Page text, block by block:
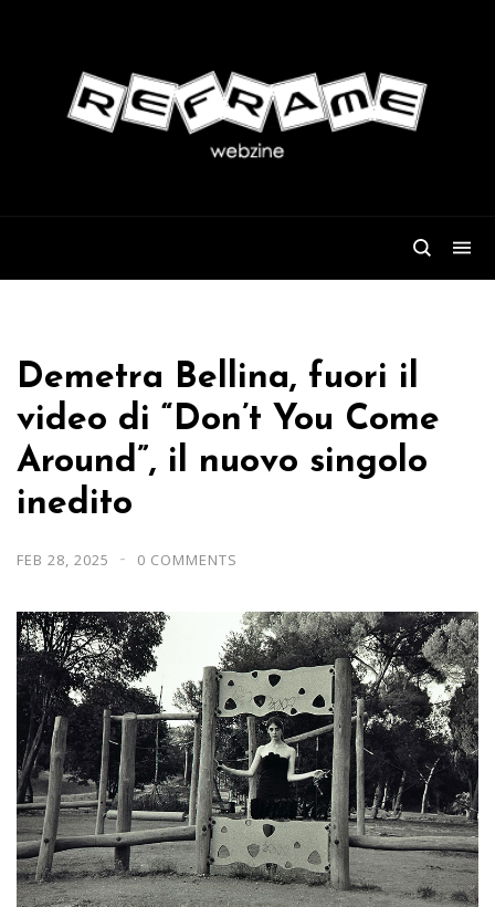
Demetra Bellina, fuori il
video di “Don’t You Come
Around”, il nuovo singolo
inedito
FEB 28, 2025 0 COMMENTS